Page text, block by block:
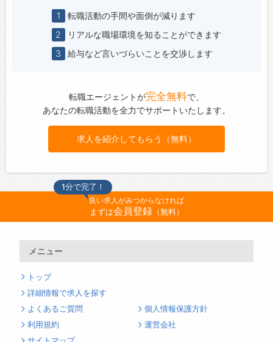
1
転職活動の手間や面倒が減ります
2
リアルな職場環境を知ることができます
3
給与など言いづらいことを交渉します
転職エージェントが完全無料で、
あなたの転職活動を全力でサポートいたします。
求人を紹介してもらう（無料）
1分で完了！
良い求人がみつからなければ
まずは会員登録（無料）
メニュー
トップ
詳細情報で求人を探す
よくあるご質問
個人情報保護方針
利用規約
運営会社